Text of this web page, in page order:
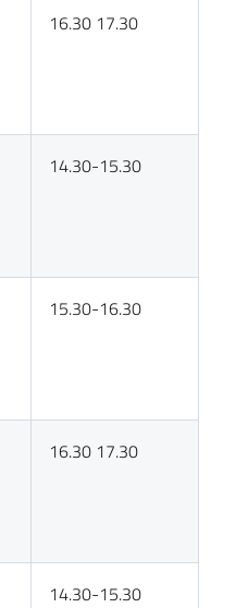
16.30 17.30
14.30-15.30
15.30-16.30
16.30 17.30
14.30-15.30